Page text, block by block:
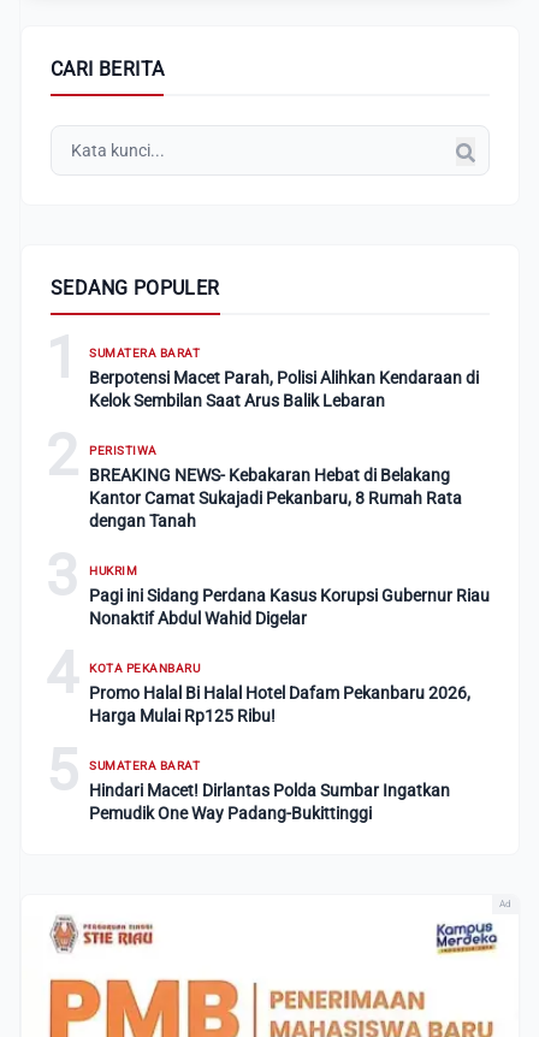
CARI BERITA
SEDANG POPULER
1 SUMATERA BARAT
Berpotensi Macet Parah, Polisi Alihkan Kendaraan di
Kelok Sembilan Saat Arus Balik Lebaran
2 PERISTIWA
BREAKING NEWS- Kebakaran Hebat di Belakang
Kantor Camat Sukajadi Pekanbaru, 8 Rumah Rata
dengan Tanah
3 HUKRIM
Pagi ini Sidang Perdana Kasus Korupsi Gubernur Riau
Nonaktif Abdul Wahid Digelar
4 KOTA PEKANBARU
Promo Halal Bi Halal Hotel Dafam Pekanbaru 2026,
Harga Mulai Rp125 Ribu!
5 SUMATERA BARAT
Hindari Macet! Dirlantas Polda Sumbar Ingatkan
Pemudik One Way Padang-Bukittinggi
Ad